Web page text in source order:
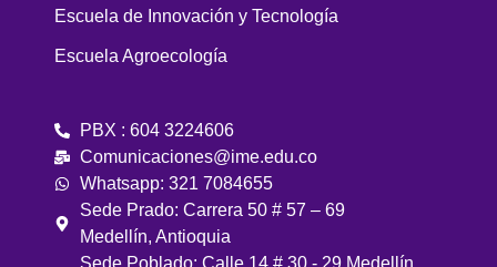
Escuela de Innovación y Tecnología
Escuela Agroecología
PBX : 604 3224606
Comunicaciones@ime.edu.co
Whatsapp: 321 7084655
Sede Prado: Carrera 50 # 57 – 69
Medellín, Antioquia